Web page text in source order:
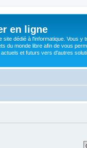
en ligne
site dédié à l'informatique. Vous
du monde libre afin de vous
et futurs vers d'autres